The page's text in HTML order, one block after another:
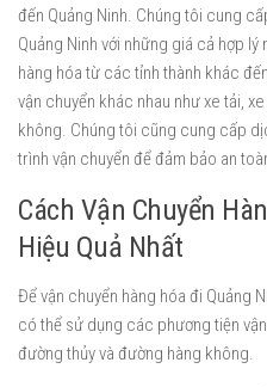
đến Quảng Ninh. Chúng tôi cung
Quảng Ninh với những giá cả hợp
hàng hóa từ các tỉnh thành khác
vận chuyển khác nhau như xe tải,
không. Chúng tôi cũng cung cấp
trình vận chuyển để đảm bảo an
Cách Vận Chuyển
Hiệu Quả Nhất
Để vận chuyển hàng hóa đi Quảng
có thể sử dụng các phương tiện
đường thủy và đường hàng không.